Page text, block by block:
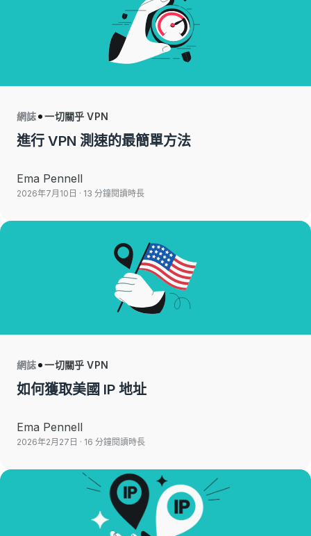
網誌 一切關乎 VPN
進行 VPN 測速的最簡單方法
Ema Pennell
2026年7月10日 · 13 分鐘閱讀時長
網誌 一切關乎 VPN
如何獲取美國 IP 地址
Ema Pennell
2026年2月27日 · 16 分鐘閱讀時長